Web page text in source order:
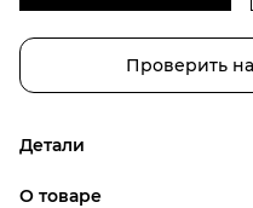
Проверить
Детали
О товаре